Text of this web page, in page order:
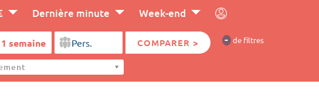
Dernière minute Week-end
COMPARER > - de filtres